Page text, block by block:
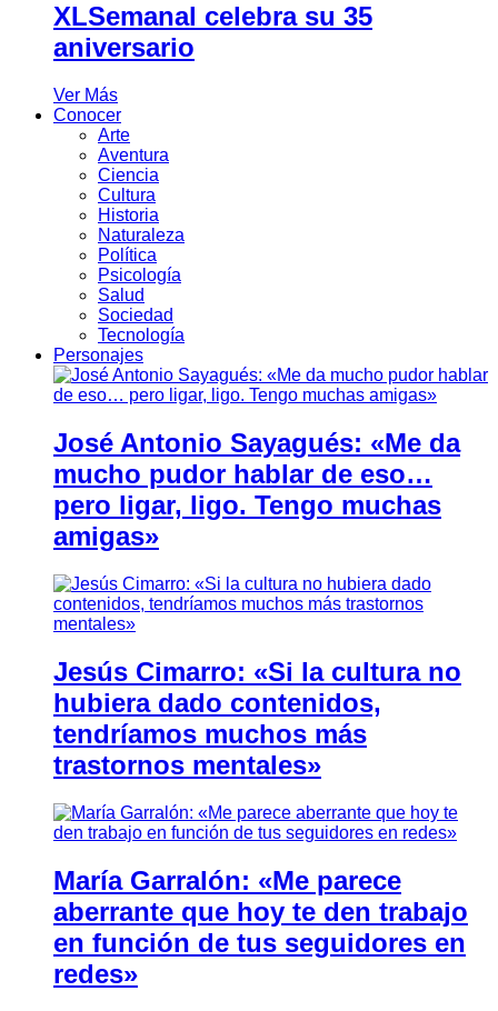
XLSemanal celebra su 35
aniversario
Ver Más
Conocer
Arte
Aventura
Ciencia
Cultura
Historia
Naturaleza
Política
Psicología
Salud
Sociedad
Tecnología
Personajes
José Antonio Sayagués: «Me da
mucho pudor hablar de eso…
pero ligar, ligo. Tengo muchas
amigas»
Jesús Cimarro: «Si la cultura no
hubiera dado contenidos,
tendríamos muchos más
trastornos mentales»
María Garralón: «Me parece
aberrante que hoy te den trabajo
en función de tus seguidores en
redes»